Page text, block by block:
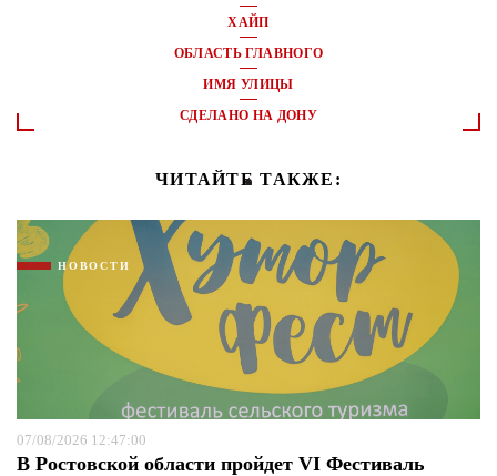
ХАЙП
ОБЛАСТЬ ГЛАВНОГО
ИМЯ УЛИЦЫ
СДЕЛАНО НА ДОНУ
ЧИТАЙТЕ ТАКЖЕ:
НОВОСТИ
07/08/2026 12:47:00
В Ростовской области пройдет VI Фестиваль